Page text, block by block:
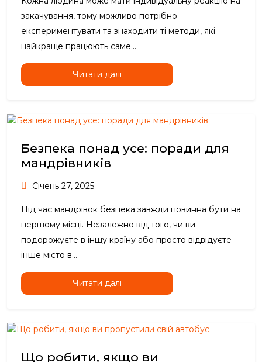
закачування, тому можливо потрібно
експериментувати та знаходити ті методи, які
найкраще працюють саме...
Читати далі
Безпека понад усе: поради для
мандрівників
Січень 27, 2025
Під час мандрівок безпека завжди повинна бути на
першому місці. Незалежно від того, чи ви
подорожуєте в іншу країну або просто відвідуєте
інше місто в...
Читати далі
Що робити, якщо ви